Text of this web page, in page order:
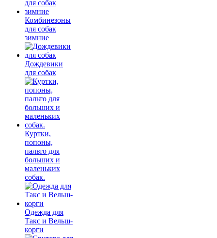
Комбинезоны
для собак
зимние
Дождевики
для собак
Куртки,
попоны,
пальто для
больших и
маленьких
собак.
Одежда для
Такс и Вельш-
корги